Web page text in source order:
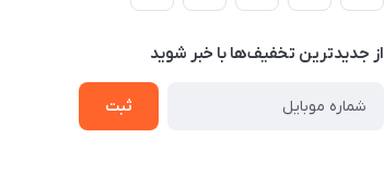
از جدید‌ترین تخفیف‌ها با‌ خبر شوید
ثبت